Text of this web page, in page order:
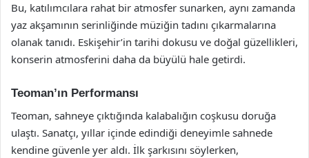
Bu, katılımcılara rahat bir atmosfer sunarken, aynı zamanda
yaz akşamının serinliğinde müziğin tadını çıkarmalarına
olanak tanıdı. Eskişehir’in tarihi dokusu ve doğal güzellikleri,
konserin atmosferini daha da büyülü hale getirdi.
Teoman’ın Performansı
Teoman, sahneye çıktığında kalabalığın coşkusu doruğa
ulaştı. Sanatçı, yıllar içinde edindiği deneyimle sahnede
kendine güvenle yer aldı. İlk şarkısını söylerken,